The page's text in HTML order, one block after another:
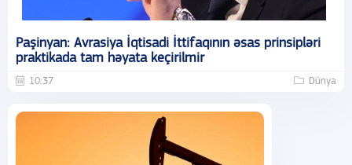
Paşinyan: Avrasiya İqtisadi İttifaqının əsas prinsipləri
praktikada tam həyata keçirilmir
10:37 Dünya